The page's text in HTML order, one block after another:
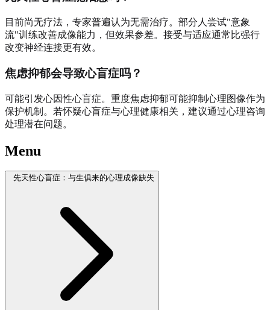
目前尚无疗法，专家普遍认为无需治疗。部分人尝试"意象
流"训练改善成像能力，但效果参差。接受与适应通常比强行
改变神经连接更有效。
焦虑抑郁会导致心盲症吗？
可能引发心因性心盲症。重度焦虑抑郁可能抑制心理图像作为
保护机制。若怀疑心盲症与心理健康相关，建议通过心理咨询
处理潜在问题。
Menu
先天性心盲症：与生俱来的心理成像缺失